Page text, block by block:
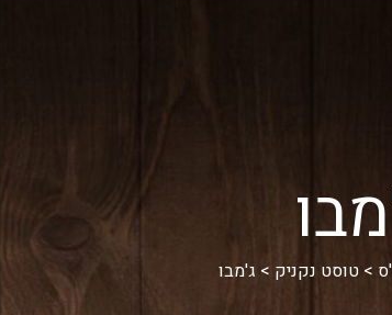
> טוסט נקניק > ג'מבו